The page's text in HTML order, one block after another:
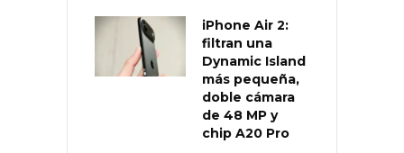
iPhone Air 2:
filtran una
Dynamic Island
más pequeña,
doble cámara
de 48 MP y
chip A20 Pro